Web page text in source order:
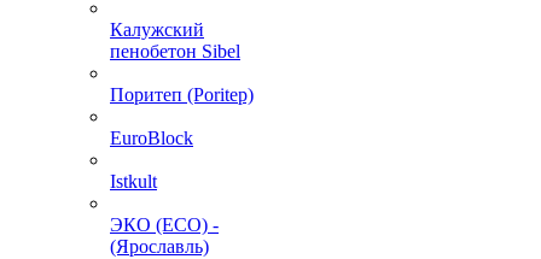
Калужский
пенобетон Sibel
Поритеп (Poritep)
EuroBlock
Istkult
ЭКО (ECO) -
(Ярославль)